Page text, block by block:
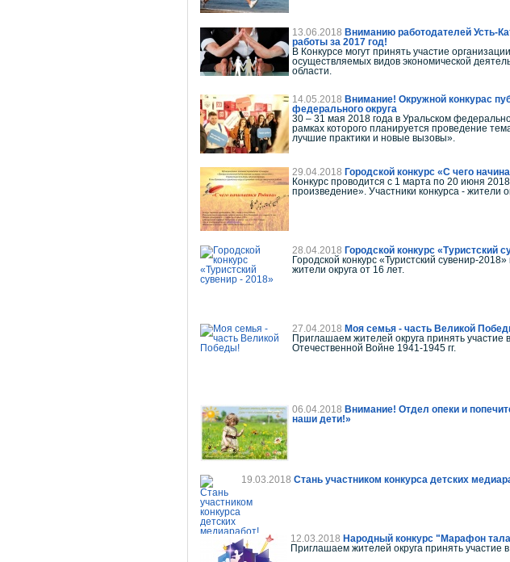
13.06.2018 Вниманию работодателей Усть-
работы за 2017 год!
В Конкурсе могут принять участие
осуществляемых видов экономической
области.
14.05.2018 Внимание! Окружной конкурас
федерального округа
30 – 31 мая 2018 года в Уральском
рамках которого планируется проведение
лучшие практики и новые вызовы».
29.04.2018 Городской конкурс «С чего
Конкурс проводится с 1 марта по 20 июня
произведение». Участники конкурса - жители
28.04.2018 Городской конкурс «Туристский
Городской конкурс «Туристский сувенир-
жители округа от 16 лет.
27.04.2018 Моя семья - часть Великой
Приглашаем жителей округа принять
Отечественной Войне 1941-1945 гг.
06.04.2018 Внимание! Отдел опеки и
наши дети!»
19.03.2018 Стань участником конкурса детских
12.03.2018 Народный конкурс "Марафон
Приглашаем жителей округа принять участие